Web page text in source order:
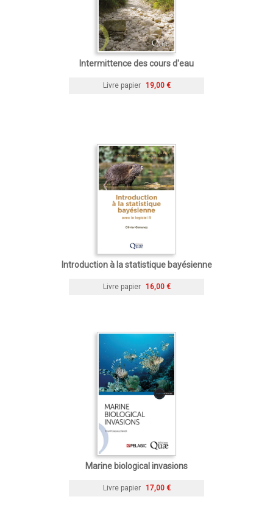
Intermittence des cours d'eau
Livre papier 19,00 €
Introduction à la statistique bayésienne
Livre papier 16,00 €
Marine biological invasions
Livre papier 17,00 €